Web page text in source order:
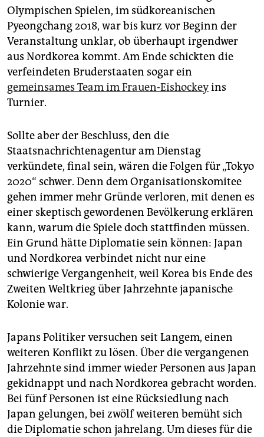
Olympischen Spielen, im südkoreanischen
Pyeongchang 2018, war bis kurz vor Beginn der
Veranstaltung unklar, ob überhaupt irgendwer
aus Nordkorea kommt. Am Ende schickten die
verfeindeten Bruderstaaten sogar ein
gemeinsames Team im Frauen-Eishockeyins
Turnier.
Sollte aber der Beschluss, den die
Staatsnachrichtenagentur am Dienstag
verkündete, final sein, wären die Folgen für „Tokyo
2020“ schwer. Denn dem Organisationskomitee
gehen immer mehr Gründe verloren, mit denen es
einer skeptisch gewordenen Bevölkerung erklären
kann, warum die Spiele doch stattfinden müssen.
Ein Grund hätte Diplomatie sein können: Japan
und Nordkorea verbindet nicht nur eine
schwierige Vergangenheit, weil Korea bis Ende des
Zweiten Weltkrieg über Jahrzehnte japanische
Kolonie war.
Japans Politiker versuchen seit Langem, einen
weiteren Konflikt zu lösen. Über die vergangenen
Jahrzehnte sind immer wieder Personen aus Japan
gekidnappt und nach Nordkorea gebracht worden.
Bei fünf Personen ist eine Rücksiedlung nach
Japan gelungen, bei zwölf weiteren bemüht sich
die Diplomatie schon jahrelang. Um dieses für die